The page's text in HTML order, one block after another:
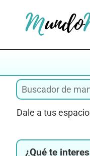
contenido
Dale a tus
¿Qué te